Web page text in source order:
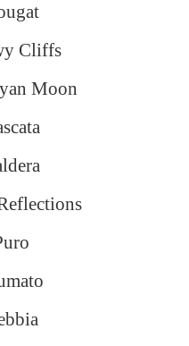
Cliffs
Moon